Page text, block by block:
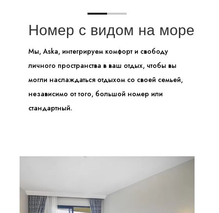
Номер с видом на море
Мы, Aska, интегрируем комфорт и свободу
личного пространства в ваш отдых, чтобы вы
могли наслаждаться отдыхом со своей семьей,
независимо от того, большой номер или
стандартный.